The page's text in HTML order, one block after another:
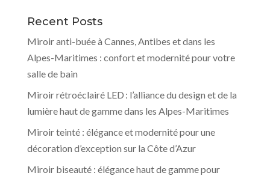
Recent Posts
Miroir anti-buée à Cannes, Antibes et dans les
Alpes-Maritimes : confort et modernité pour votre
salle de bain
Miroir rétroéclairé LED : l’alliance du design et de la
lumière haut de gamme dans les Alpes-Maritimes
Miroir teinté : élégance et modernité pour une
décoration d’exception sur la Côte d’Azur
Miroir biseauté : élégance haut de gamme pour